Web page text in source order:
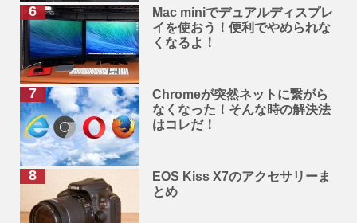
Mac miniでデュアルディスプレ
イを使おう！便利でやめられな
くなるよ！
Chromeが突然ネットに繋がら
なくなった！そんな時の解決法
はコレだ！
EOS Kiss X7のアクセサリーま
とめ